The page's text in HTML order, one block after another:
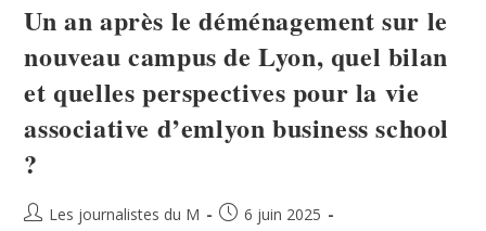
Un an après le déménagement sur le
nouveau campus de Lyon, quel bilan
et quelles perspectives pour la vie
associative d’emlyon business school
?
Les journalistes du M
6 juin 2025